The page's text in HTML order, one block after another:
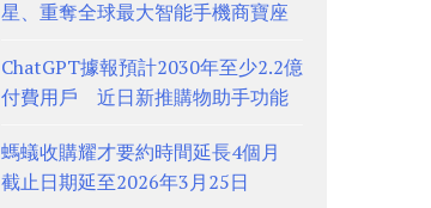
星、重奪全球最大智能手機商寶座
ChatGPT據報預計2030年至少2.2億
付費用戶 近日新推購物助手功能
螞蟻收購耀才要約時間延長4個月
截止日期延至2026年3月25日